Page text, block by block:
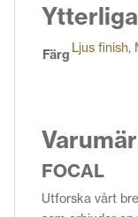
Färg Ljus finish,
FOCAL
Utforska vårt